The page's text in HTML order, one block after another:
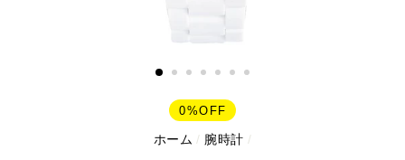
0%OFF
ホーム / 腕時計 /